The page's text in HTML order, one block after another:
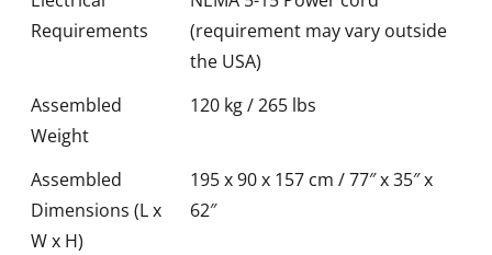
Requirements
(requirement may vary outside
the USA)
Assembled
Weight
120 kg / 265 lbs
Assembled
Dimensions (L x
W x H)
195 x 90 x 157 cm / 77″ x 35″ x
62″